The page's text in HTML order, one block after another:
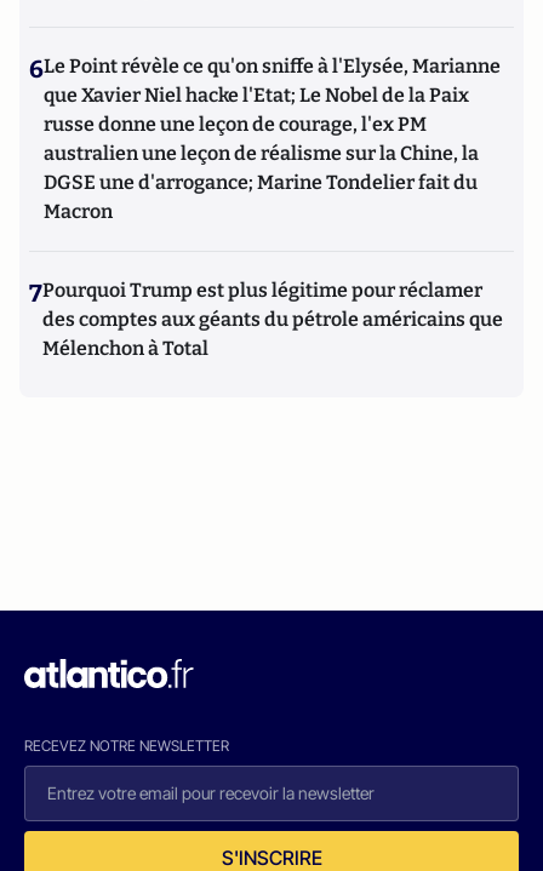
6Le Point révèle ce qu'on sniffe à l'Elysée, Marianne
que Xavier Niel hacke l'Etat; Le Nobel de la Paix
russe donne une leçon de courage, l'ex PM
australien une leçon de réalisme sur la Chine, la
DGSE une d'arrogance; Marine Tondelier fait du
Macron
7Pourquoi Trump est plus légitime pour réclamer
des comptes aux géants du pétrole américains que
Mélenchon à Total
RECEVEZ NOTRE NEWSLETTER
S'INSCRIRE